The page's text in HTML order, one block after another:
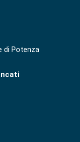
di Potenza